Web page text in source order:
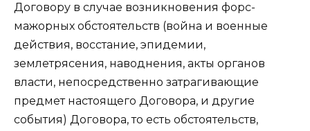
Договору в случае возникновения форс-
мажорных обстоятельств (война и военные
действия, восстание, эпидемии,
землетрясения, наводнения, акты органов
власти, непосредственно затрагивающие
предмет настоящего Договора, и другие
события) Договора, то есть обстоятельств,